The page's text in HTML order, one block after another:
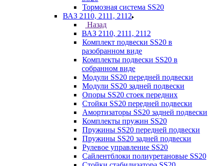
Тормозная система SS20
ВАЗ 2110, 2111, 2112
Назад
ВАЗ 2110, 2111, 2112
Комплект подвески SS20 в
разобранном виде
Комплекты подвески SS20 в
собранном виде
Модули SS20 передней подвески
Модули SS20 задней подвески
Опоры SS20 стоек передних
Стойки SS20 передней подвески
Амортизаторы SS20 задней подвески
Комплекты пружин SS20
Пружины SS20 передней подвески
Пружины SS20 задней подвески
Рулевое управление SS20
Сайлентблоки полиуретановые SS20